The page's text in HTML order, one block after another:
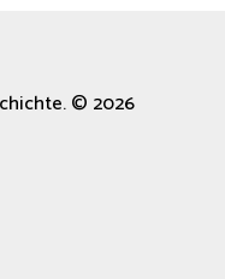
© 2026